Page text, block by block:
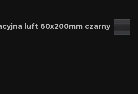
luft 60x200mm czarny